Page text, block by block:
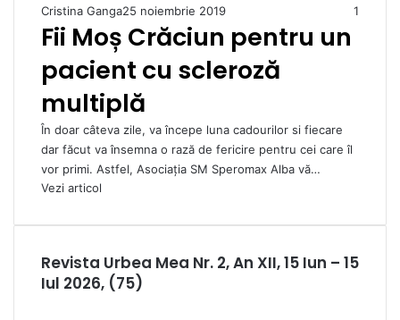
Cristina Ganga25 noiembrie 2019 1
Fii Moș Crăciun pentru un
pacient cu scleroză
multiplă
În doar câteva zile, va începe luna cadourilor si fiecare
dar făcut va însemna o rază de fericire pentru cei care îl
vor primi. Astfel, Asociația SM Speromax Alba vă…
Vezi articol
Revista Urbea Mea Nr. 2, An XII, 15 Iun – 15
Iul 2026, (75)